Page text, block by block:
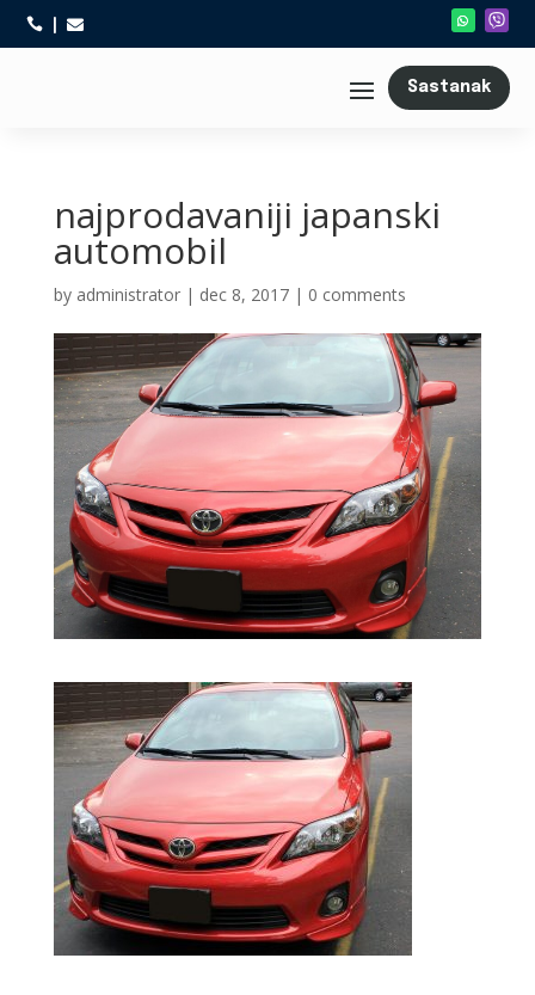
 
Sastanak
najprodavaniji japanski
automobil
by administrator| dec 8, 2017| 0 comments